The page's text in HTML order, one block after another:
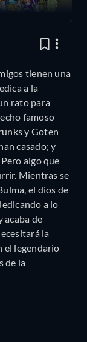
tienen una
a la
rato para
famoso
y Goten
casado; y
algo que
Mientras se
el dios de
a lo
acaba de
la
el legendario
de la